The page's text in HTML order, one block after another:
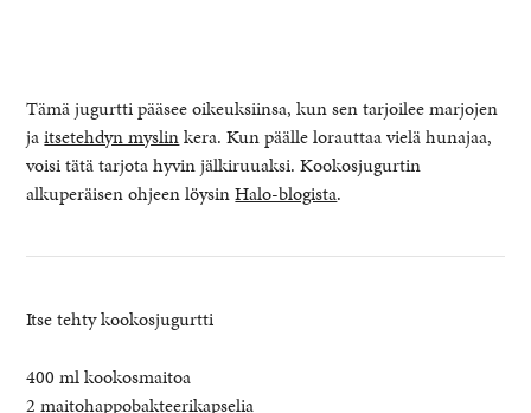
Tämä jugurtti pääsee oikeuksiinsa, kun sen tarjoilee marjojen
jaitsetehdyn myslinkera. Kun päälle lorauttaa vielä hunajaa,
voisi tätä tarjota hyvin jälkiruuaksi. Kookosjugurtin
alkuperäisen ohjeen löysinHalo-blogista.
Itse tehty kookosjugurtti
400 ml kookosmaitoa
2 maitohappobakteerikapselia